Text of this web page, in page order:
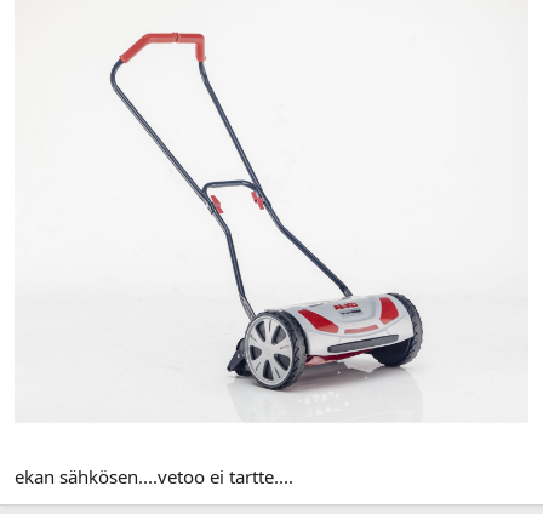
ekan sähkösen....vetoo ei tartte....